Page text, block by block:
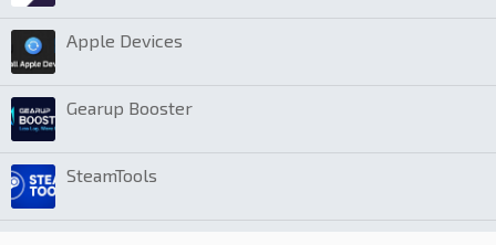
Apple Devices
Gearup Booster
SteamTools